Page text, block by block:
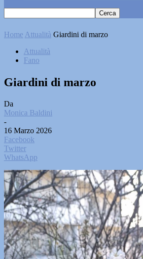
Home Attualità Giardini di marzo
Attualità
Fano
Giardini di marzo
Da
Monica Baldini
-
16 Marzo 2026
Facebook
Twitter
WhatsApp